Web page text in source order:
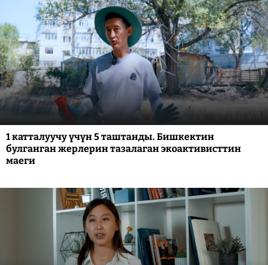
1 катталуучу үчүн 5 таштанды. Бишкектин
булганган жерлерин тазалаган экоактивисттин
маеги